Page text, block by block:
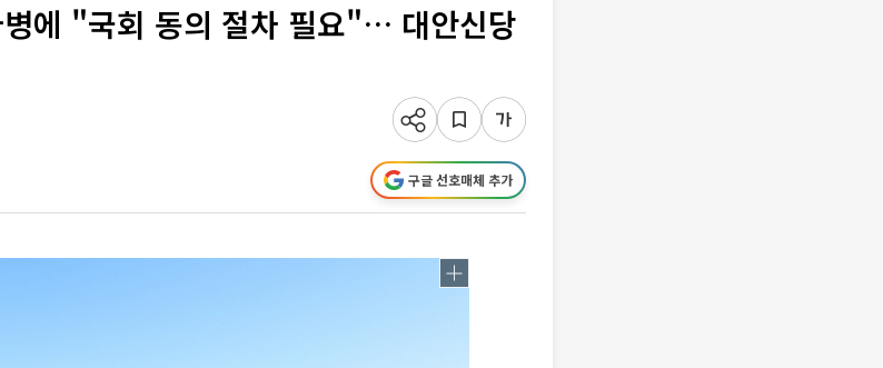
에 "국회 동의 절차 필요"… 대안신당
구글 선호매체 추가